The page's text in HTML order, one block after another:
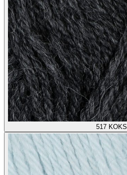
517 KOKS